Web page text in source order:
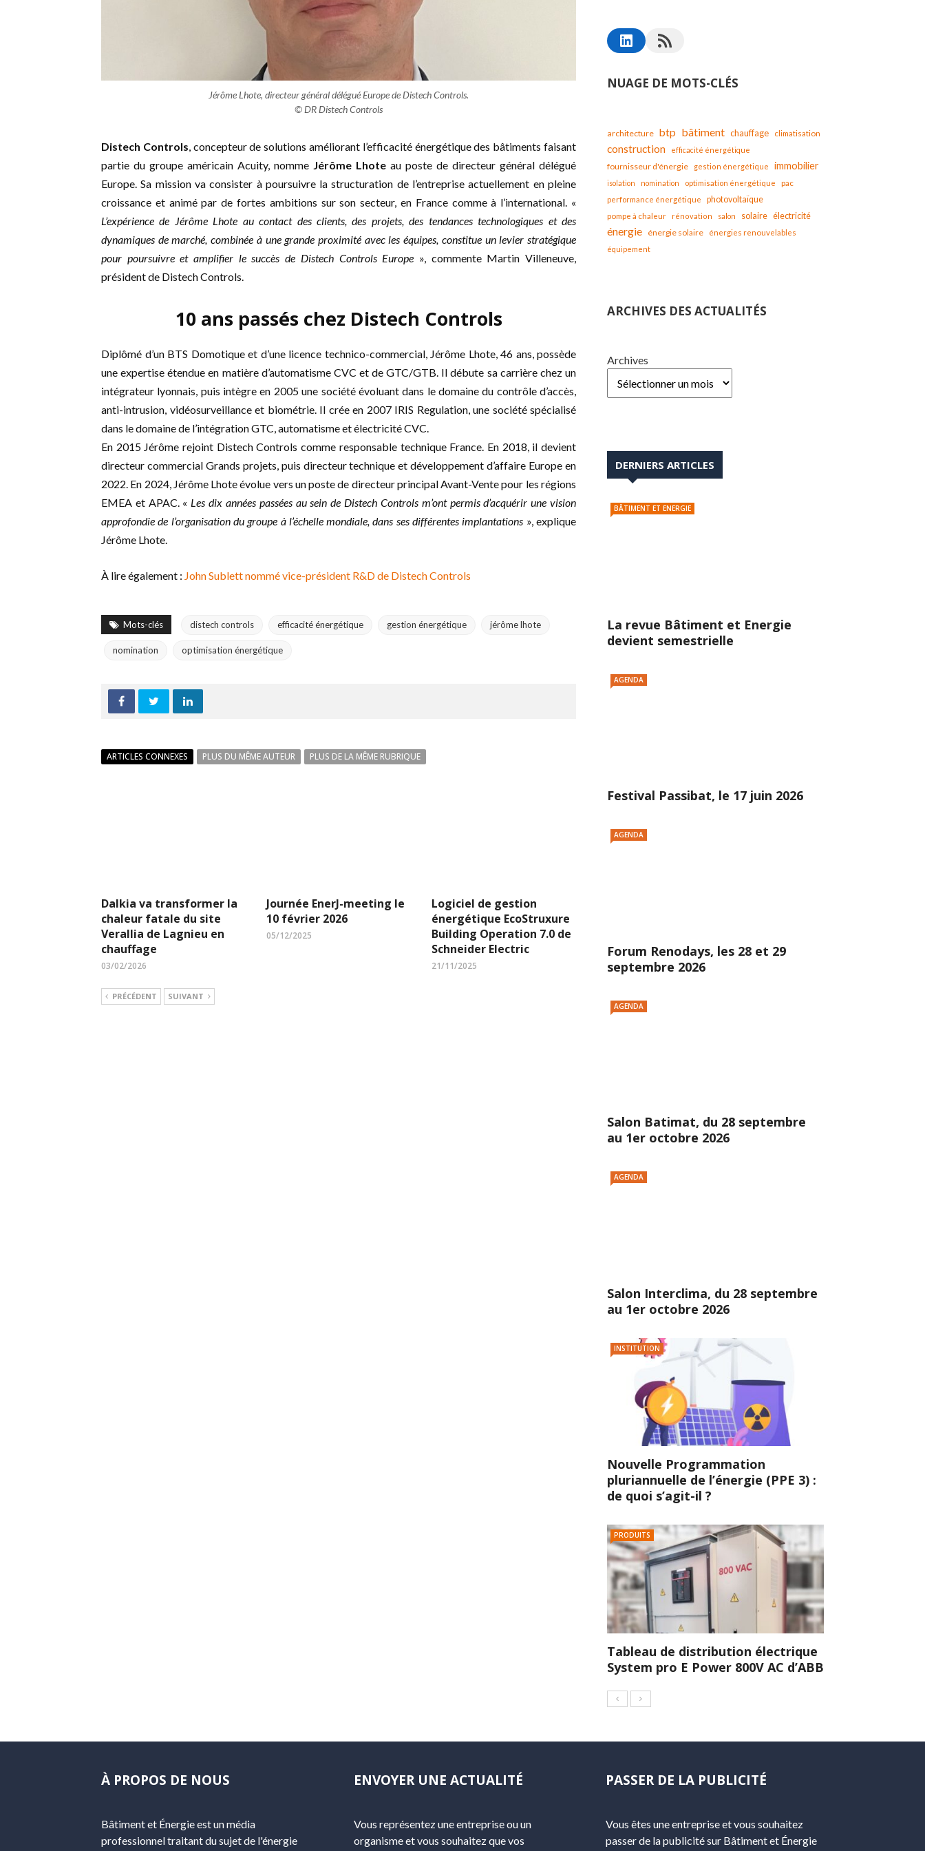
Jérôme Lhote, directeur général délégué Europe de Distech Controls.
© DR Distech Controls
Distech Controls, concepteur de solutions améliorant l’efficacité énergétique des bâtiments faisant
partie du groupe américain Acuity, nomme Jérôme Lhote au poste de directeur général délégué
Europe. Sa mission va consister à poursuivre la structuration de l’entreprise actuellement en pleine
croissance et animé par de fortes ambitions sur son secteur, en France comme à l’international. «
L’expérience de Jérôme Lhote au contact des clients, des projets, des tendances technologiques et des
dynamiques de marché, combinée à une grande proximité avec les équipes, constitue un levier stratégique
pour poursuivre et amplifier le succès de Distech Controls Europe », commente Martin Villeneuve,
président de Distech Controls.
10 ans passés chez Distech Controls
Diplômé d’un BTS Domotique et d’une licence technico-commercial, Jérôme Lhote, 46 ans, possède
une expertise étendue en matière d’automatisme CVC et de GTC/GTB. Il débute sa carrière chez un
intégrateur lyonnais, puis intègre en 2005 une société évoluant dans le domaine du contrôle d’accès,
anti-intrusion, vidéosurveillance et biométrie. Il crée en 2007 IRIS Regulation, une société spécialisé
dans le domaine de l’intégration GTC, automatisme et électricité CVC.
En 2015 Jérôme rejoint Distech Controls comme responsable technique France. En 2018, il devient
directeur commercial Grands projets, puis directeur technique et développement d’affaire Europe en
2022. En 2024, Jérôme Lhote évolue vers un poste de directeur principal Avant-Vente pour les régions
EMEA et APAC. « Les dix années passées au sein de Distech Controls m’ont permis d’acquérir une vision
approfondie de l’organisation du groupe à l’échelle mondiale, dans ses différentes implantations », explique
Jérôme Lhote.
À lire également : John Sublett nommé vice-président R&D de Distech Controls
Mots-clés distech controls efficacité énergétique gestion énergétique jérôme lhote
nomination optimisation énergétique
ARTICLES CONNEXES PLUS DU MÊME AUTEUR PLUS DE LA MÊME RUBRIQUE
Dalkia va transformer la
chaleur fatale du site
Verallia de Lagnieu en
chauffage
03/02/2026
Journée EnerJ-meeting le
10 février 2026
05/12/2025
Logiciel de gestion
énergétique EcoStruxure
Building Operation 7.0 de
Schneider Electric
21/11/2025
PRÉCÉDENT SUIVANT
NUAGE DE MOTS-CLÉS
architecture btp bâtiment chauffage climatisation
construction efficacité énergétique
fournisseur d'énergie gestion énergétique immobilier
isolation nomination optimisation énergétique
pac
performance énergétique
photovoltaïque
pompe à chaleur rénovation salon solaire électricité
énergie énergie solaire
énergies renouvelables
équipement
ARCHIVES DES ACTUALITÉS
Archives
DERNIERS ARTICLES
BÂTIMENT ET ENERGIE
La revue Bâtiment et Energie
devient semestrielle
AGENDA
Festival Passibat, le 17 juin 2026
AGENDA
Forum Renodays, les 28 et 29
septembre 2026
AGENDA
Salon Batimat, du 28 septembre
au 1er octobre 2026
AGENDA
Salon Interclima, du 28 septembre
au 1er octobre 2026
INSTITUTION
Nouvelle Programmation
pluriannuelle de l’énergie (PPE 3) :
de quoi s’agit-il ?
PRODUITS
Tableau de distribution électrique
System pro E Power 800V AC d’ABB
À PROPOS DE NOUS
Bâtiment et Énergie est un média
professionnel traitant du sujet de l'énergie
ENVOYER UNE ACTUALITÉ
Vous représentez une entreprise ou un
organisme et vous souhaitez que vos
PASSER DE LA PUBLICITÉ
Vous êtes une entreprise et vous souhaitez
passer de la publicité sur Bâtiment et Énergie